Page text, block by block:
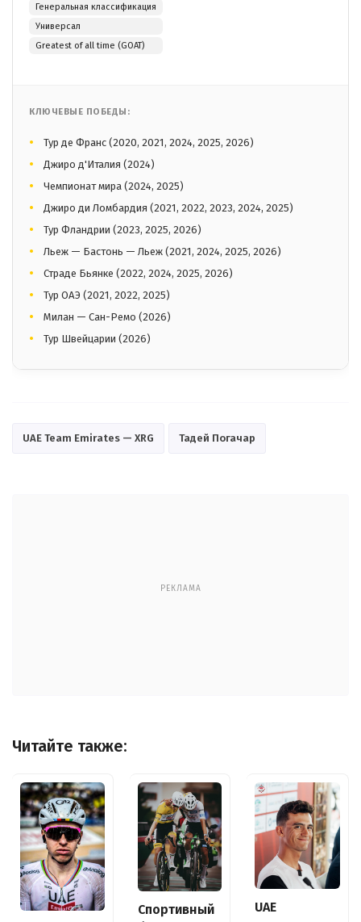
Генеральная классификация
Универсал
Greatest of all time (GOAT)
КЛЮЧЕВЫЕ ПОБЕДЫ:
Тур де Франс (2020, 2021, 2024, 2025, 2026)
Джиро д'Италия (2024)
Чемпионат мира (2024, 2025)
Джиро ди Ломбардия (2021, 2022, 2023, 2024, 2025)
Тур Фландрии (2023, 2025, 2026)
Льеж — Бастонь — Льеж (2021, 2024, 2025, 2026)
Страде Бьянке (2022, 2024, 2025, 2026)
Тур ОАЭ (2021, 2022, 2025)
Милан — Сан-Ремо (2026)
Тур Швейцарии (2026)
UAE Team Emirates — XRG Тадей Погачар
РЕКЛАМА
Читайте также:
Спортивный
UAE